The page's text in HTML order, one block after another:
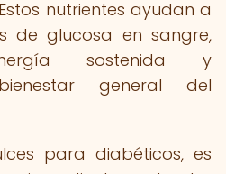
nutrientes ayudan a
de glucosa en sangre,
sostenida y
general del
para diabéticos, es